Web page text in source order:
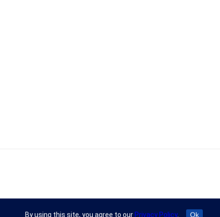
By using this site, you agree to our Privacy Policy. Ok